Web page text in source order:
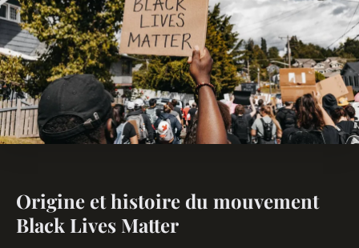
Origine et histoire du mouvement
Black Lives Matter